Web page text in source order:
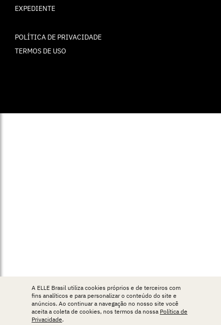
EXPEDIENTE
POLÍTICA DE PRIVACIDADE
TERMOS DE USO
A ELLE Brasil utiliza cookies próprios e de terceiros com
fins analíticos e para personalizar o conteúdo do site e
anúncios. Ao continuar a navegação no nosso site você
aceita a coleta de cookies, nos termos da nossa Política de
Privacidade.